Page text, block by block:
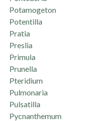
Potamogeton
Potentilla
Pratia
Preslia
Primula
Prunella
Pteridium
Pulmonaria
Pulsatilla
Pycnanthemum